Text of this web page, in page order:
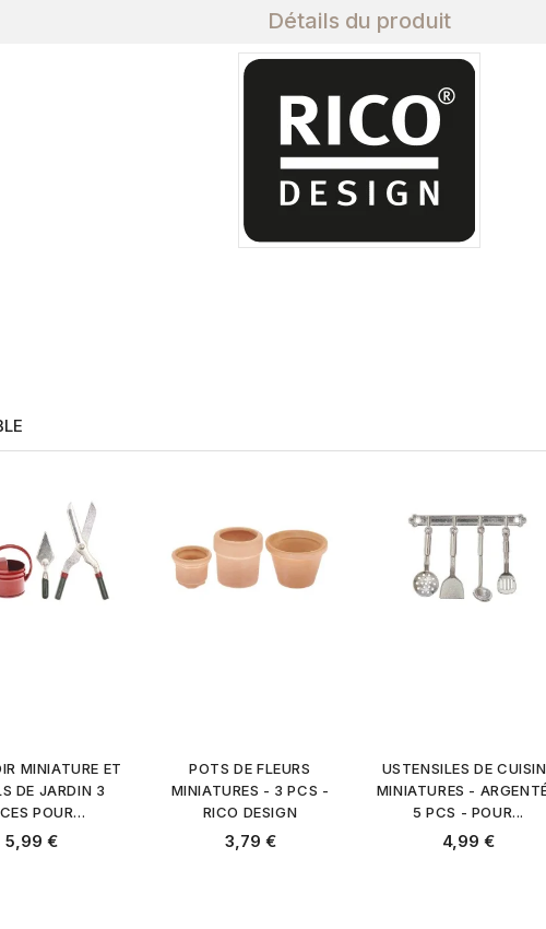
Détails du produit
MINIATURE ET
DE JARDIN 3
POUR...
Prix
5,99 €
POTS DE FLEURS
MINIATURES - 3 PCS -
RICO DESIGN
Prix
3,79 €
USTENSILES DE
MINIATURES -
5 PCS - POUR...
Prix
4,99 €